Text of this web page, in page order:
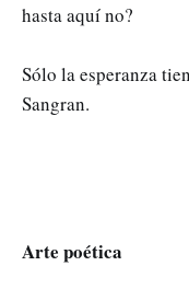
hasta aquí no?
Sólo la esperanza
Sangran.
Arte poética